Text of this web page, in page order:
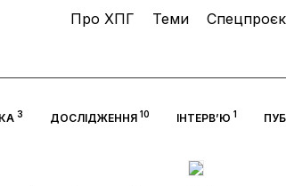
Про ХПГ Теми
3 ДОСЛІДЖЕННЯ10 ІНТЕРВ’Ю 1